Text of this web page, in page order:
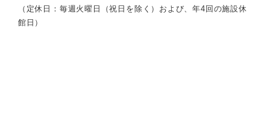
（定休日：毎週火曜日（祝日を除く）および、年4回の施設休
館日）